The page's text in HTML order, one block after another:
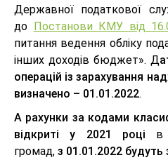
Державної податкової
до Постанови КМУ від
питання ведення обліку
інших доходів бюджет». Д
операцій із зарахування
визначено – 01.01.2022.
А рахунки за кодами
відкриті у 2021 році в
громад, з 01.01.2022 будуть